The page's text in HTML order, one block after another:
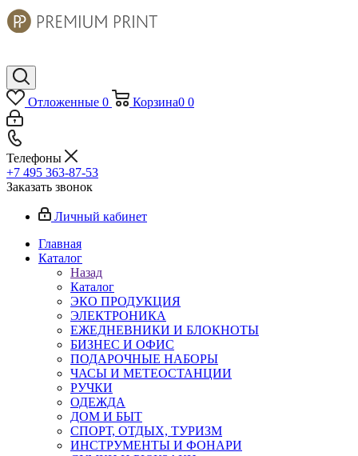
Отложенные 0 Корзина0 0
Телефоны
+7 495 363-87-53
Заказать звонок
Личный кабинет
Главная
Каталог
Назад
Каталог
ЭКО ПРОДУКЦИЯ
ЭЛЕКТРОНИКА
ЕЖЕДНЕВНИКИ И БЛОКНОТЫ
БИЗНЕС И ОФИС
ПОДАРОЧНЫЕ НАБОРЫ
ЧАСЫ И МЕТЕОСТАНЦИИ
РУЧКИ
ОДЕЖДА
ДОМ И БЫТ
СПОРТ, ОТДЫХ, ТУРИЗМ
ИНСТРУМЕНТЫ И ФОНАРИ